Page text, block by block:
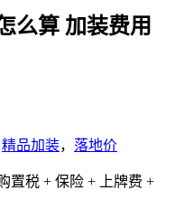
么算 加装费用
精品加装， 落地价
置税 + 保险 + 上牌费 +